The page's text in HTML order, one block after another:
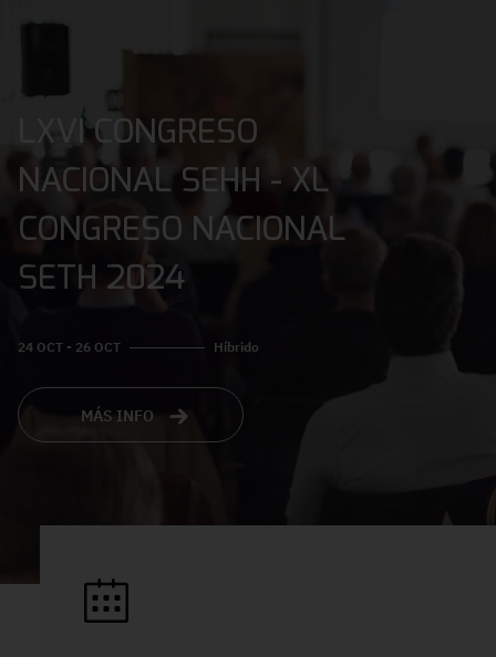
LXVI CONGRESO
NACIONAL SEHH - XL
CONGRESO NACIONAL
SETH 2024
24 OCT - 26 OCT Híbrido
MÁS INFO